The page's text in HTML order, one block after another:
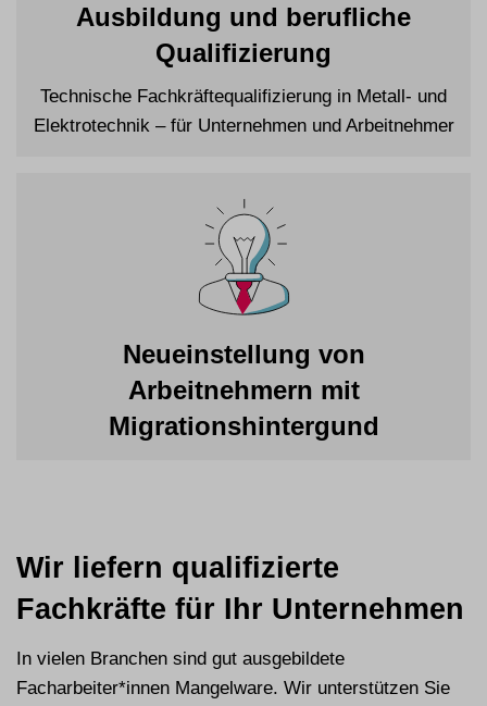
Ausbildung und berufliche
Qualifizierung
Technische Fachkräftequalifizierung in Metall- und
Elektrotechnik – für Unternehmen und Arbeitnehmer
Neueinstellung von
Arbeitnehmern mit
Migrationshintergund
Wir liefern qualifizierte
Fachkräfte für Ihr Unternehmen
In vielen Branchen sind gut ausgebildete
Facharbeiter*innen Mangelware. Wir unterstützen Sie